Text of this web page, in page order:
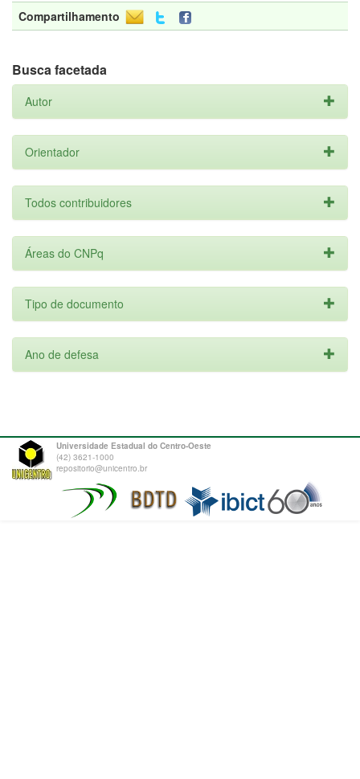
Compartilhamento
Busca facetada
Autor
Orientador
Todos contribuidores
Áreas do CNPq
Tipo de documento
Ano de defesa
Universidade Estadual do Centro-Oeste
(42) 3621-1000
repositorio@unicentro.br